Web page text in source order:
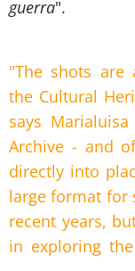
guerra".
"The shots are
the Cultural
says
Archive - and
directly into
large format for
recent years,
in exploring